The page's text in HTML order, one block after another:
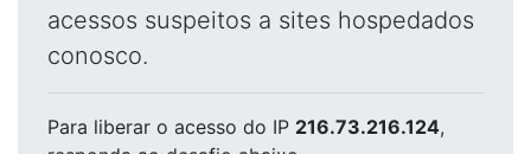
acessos suspeitos a sites hospedados
conosco.
Para liberar o acesso do IP 216.73.216.124,